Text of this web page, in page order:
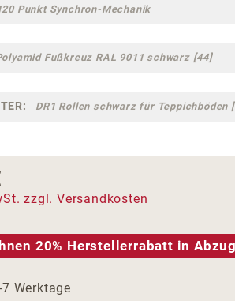
Punkt Synchron-Mechanik
Fußkreuz RAL 9011 schwarz [44]
DR1 Rollen schwarz für Teppichböden
zzgl. Versandkosten
20% Herstellerrabatt in
Werktage